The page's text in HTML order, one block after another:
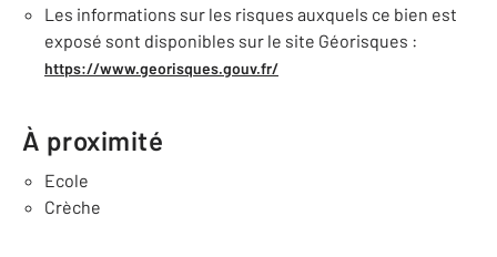
Les informations sur les risques auxquels ce bien est
exposé sont disponibles sur le site Géorisques :
https://www.georisques.gouv.fr/
À proximité
Ecole
Crèche